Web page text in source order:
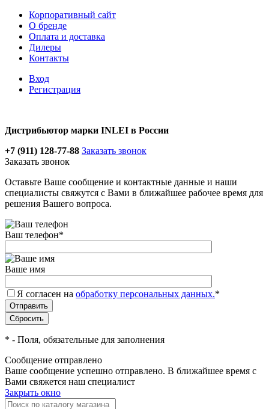
Корпоративный сайт
О бренде
Оплата и доставка
Дилеры
Контакты
Вход
Регистрация
Дистрибьютор марки INLEI в России
+7 (911) 128-77-88 Заказать звонок
Заказать звонок
Оставьте Ваше сообщение и контактные данные и наши
специалисты свяжутся с Вами в ближайшее рабочее время для
решения Вашего вопроса.
Ваш телефон*
Ваше имя
Я согласен на обработку персональных данных.*
* - Поля, обязательные для заполнения
Сообщение отправлено
Ваше сообщение успешно отправлено. В ближайшее время с
Вами свяжется наш специалист
Закрыть окно